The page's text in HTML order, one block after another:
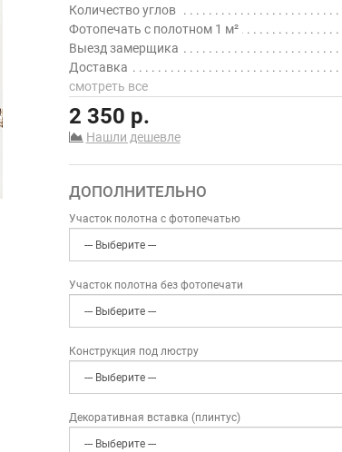
Количество углов
Фотопечать с полотном 1 м²
Выезд замерщика
Доставка
смотреть все
2 350 р.
Нашли дешевле
ДОПОЛНИТЕЛЬНО
Участок полотна с фотопечатью
Участок полотна без фотопечати
Конструкция под люстру
Декоративная вставка (плинтус)